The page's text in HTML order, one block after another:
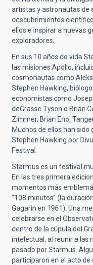
artistas y astronautas de
descubrimientos
ellos e inspirar a nuevas
exploradores.
En sus 10 años de vida
las misiones Apollo,
cosmonautas como
Stephen Hawking,
economistas como
deGrasse Tyson o Brian
Zimmer, Brian Eno,
Muchos de ellos han sido
Stephen Hawking por
Festival.
Starmus es un festival
En las tres primera
momentos más
“108 minutos” (la
Gagarin en 1961). Una
celebrarse en el
dentro de la cúpula del
intelectual, al reunir a las
pasado por Starmus.
participaron en el acto de